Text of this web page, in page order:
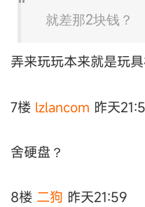
就差那2块钱？
弄来玩玩本来就是玩
7楼 lzlancom 昨天
舍硬盘？
8楼 二狗 昨天21:59